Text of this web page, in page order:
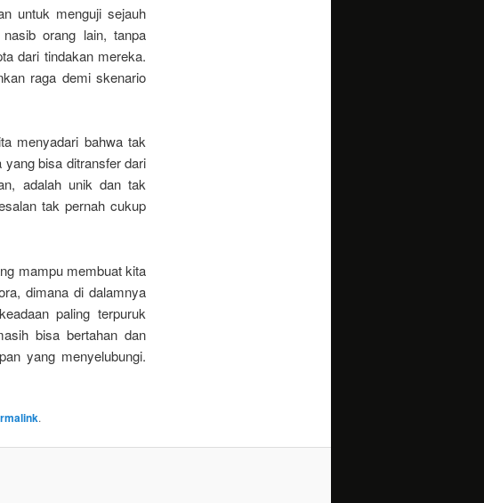
untuk menguji sejauh
orang lain, tanpa
dari tindakan mereka.
raga demi skenario
menyadari bahwa tak
bisa ditransfer dari
adalah unik dan tak
tak pernah cukup
mampu membuat kita
dimana di dalamnya
paling terpuruk
bisa bertahan dan
yang menyelubungi.
.